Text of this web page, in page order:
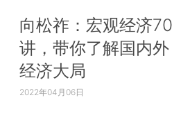
向松祚：宏观经济70
讲，带你了解国内外
经济大局
2022年04月06日